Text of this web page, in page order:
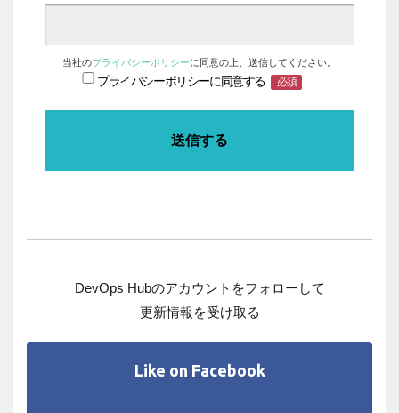
当社のプライバシーポリシーに同意の上、送信してください。
プライバシーポリシーに同意する 必須
DevOps Hubのアカウントをフォローして
更新情報を受け取る
Like on Facebook